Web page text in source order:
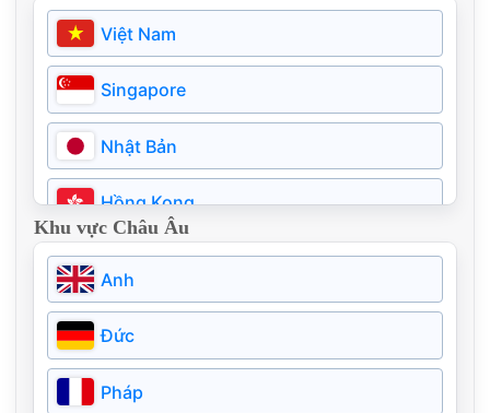
Việt Nam
Singapore
Nhật Bản
Hồng Kong
Thái Lan
Philippines
Indonesia
Khu vực Châu Âu
Anh
Đức
Pháp